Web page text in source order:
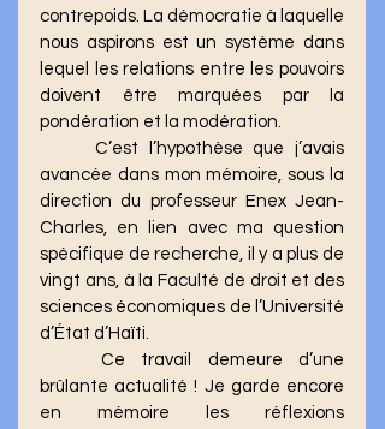
contrepoids. La démocratie à laquelle
nous aspirons est un système dans
lequel les relations entre les pouvoirs
doivent être marquées par la
pondération et la modération.
avancée dans mon mémoire, sous la
direction du professeur Enex Jean-
Charles, en lien avec ma question
spécifique de recherche, il y a plus de
vingt ans, à la Faculté de droit et des
sciences économiques de l’Université
d’État d’Haïti.
brûlante actualité ! Je garde encore
en mémoire les réflexions